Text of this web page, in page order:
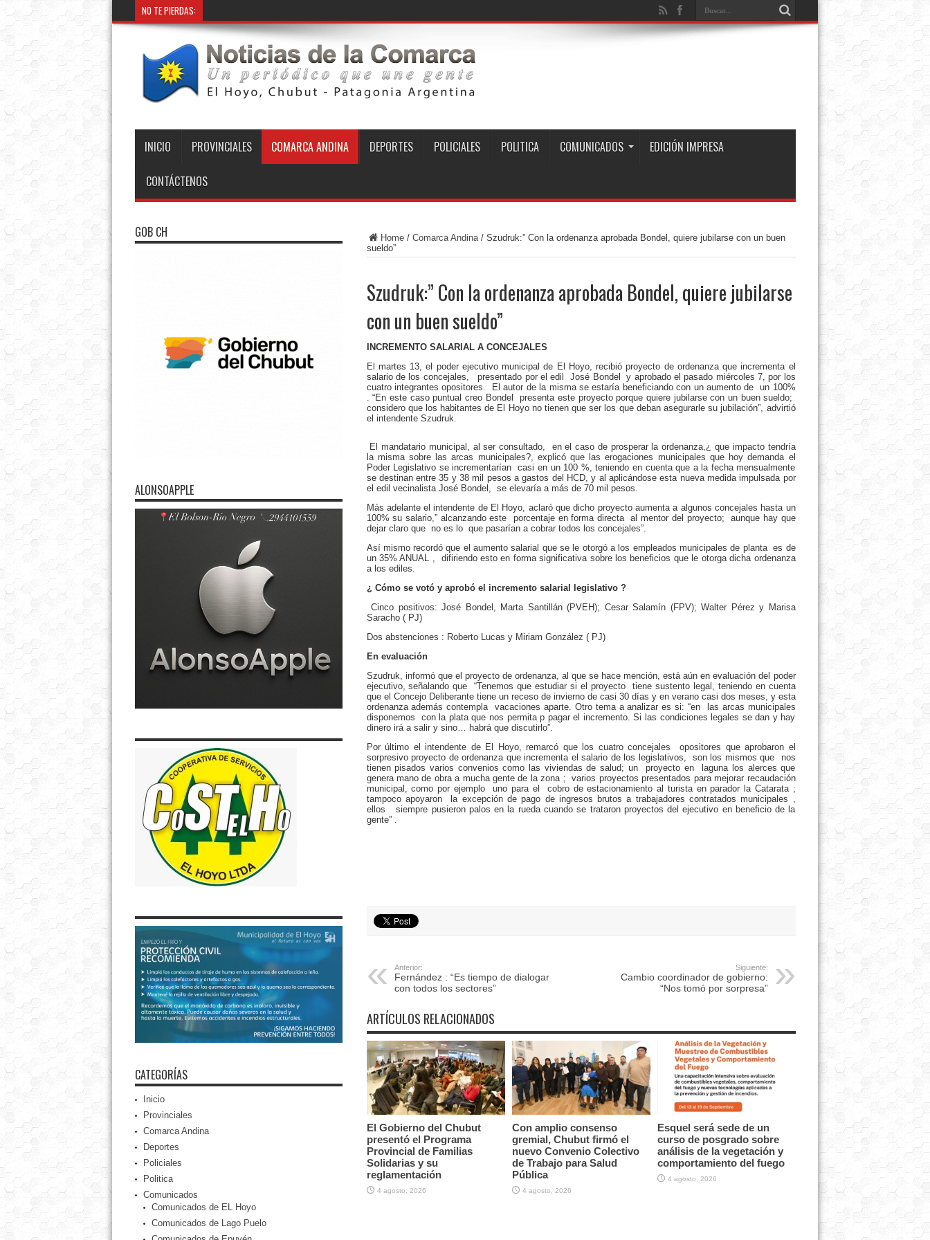
NO TE PIERDAS:
INICIO PROVINCIALES COMARCA ANDINA DEPORTES POLICIALES POLITICA COMUNICADOS EDICIÓN IMPRESA
CONTÁCTENOS
Home/ Comarca Andina/ Szudruk:” Con la ordenanza aprobada Bondel, quiere jubilarse con un buen
sueldo”
Szudruk:” Con la ordenanza aprobada Bondel, quiere jubilarse
con un buen sueldo”
INCREMENTO SALARIAL A CONCEJALES
El martes 13, el poder ejecutivo municipal de El Hoyo, recibió proyecto de ordenanza que incrementa el
salario de los concejales, presentado por el edil José Bondel y aprobado el pasado miércoles 7, por los
cuatro integrantes opositores. El autor de la misma se estaría beneficiando con un aumento de un 100%
. “En este caso puntual creo Bondel presenta este proyecto porque quiere jubilarse con un buen sueldo;
considero que los habitantes de El Hoyo no tienen que ser los que deban asegurarle su jubilación”, advirtió
el intendente Szudruk.
El mandatario municipal, al ser consultado, en el caso de prosperar la ordenanza,¿ que impacto tendría
la misma sobre las arcas municipales?, explicó que las erogaciones municipales que hoy demanda el
Poder Legislativo se incrementarían casi en un 100 %, teniendo en cuenta que a la fecha mensualmente
se destinan entre 35 y 38 mil pesos a gastos del HCD, y al aplicándose esta nueva medida impulsada por
el edil vecinalista José Bondel, se elevaría a más de 70 mil pesos.
Más adelante el intendente de El Hoyo, aclaró que dicho proyecto aumenta a algunos concejales hasta un
100% su salario,” alcanzando este porcentaje en forma directa al mentor del proyecto; aunque hay que
dejar claro que no es lo que pasarían a cobrar todos los concejales”.
Así mismo recordó que el aumento salarial que se le otorgó a los empleados municipales de planta es de
un 35% ANUAL , difiriendo esto en forma significativa sobre los beneficios que le otorga dicha ordenanza
a los ediles.
¿ Cómo se votó y aprobó el incremento salarial legislativo ?
Cinco positivos: José Bondel, Marta Santillán (PVEH); Cesar Salamín (FPV); Walter Pérez y Marisa
Saracho ( PJ)
Dos abstenciones : Roberto Lucas y Miriam González ( PJ)
En evaluación
Szudruk, informó que el proyecto de ordenanza, al que se hace mención, está aún en evaluación del poder
ejecutivo, señalando que “Tenemos que estudiar si el proyecto tiene sustento legal, teniendo en cuenta
que el Concejo Deliberante tiene un receso de invierno de casi 30 días y en verano casi dos meses, y esta
ordenanza además contempla vacaciones aparte. Otro tema a analizar es si: “en las arcas municipales
disponemos con la plata que nos permita p pagar el incremento. Si las condiciones legales se dan y hay
dinero irá a salir y sino… habrá que discutirlo”.
Por último el intendente de El Hoyo, remarcó que los cuatro concejales opositores que aprobaron el
sorpresivo proyecto de ordenanza que incrementa el salario de los legislativos, son los mismos que nos
tienen pisados varios convenios como las viviendas de salud; un proyecto en laguna los alerces que
genera mano de obra a mucha gente de la zona ; varios proyectos presentados para mejorar recaudación
municipal, como por ejemplo uno para el cobro de estacionamiento al turista en parador la Catarata ;
tampoco apoyaron la excepción de pago de ingresos brutos a trabajadores contratados municipales ,
ellos siempre pusieron palos en la rueda cuando se trataron proyectos del ejecutivo en beneficio de la
gente” .
Anterior:
Fernández : “Es tiempo de dialogar
con todos los sectores”
Siguiente:
Cambio coordinador de gobierno:
“Nos tomó por sorpresa”
ARTÍCULOS RELACIONADOS
El Gobierno del Chubut
presentó el Programa
Provincial de Familias
Solidarias y su
reglamentación
4 agosto, 2026
Con amplio consenso
gremial, Chubut firmó el
nuevo Convenio Colectivo
de Trabajo para Salud
Pública
4 agosto, 2026
Esquel será sede de un
curso de posgrado sobre
análisis de la vegetación y
comportamiento del fuego
4 agosto, 2026
GOB CH
ALONSOAPPLE
CATEGORÍAS
Inicio
Provinciales
Comarca Andina
Deportes
Policiales
Politica
Comunicados
Comunicados de EL Hoyo
Comunicados de Lago Puelo